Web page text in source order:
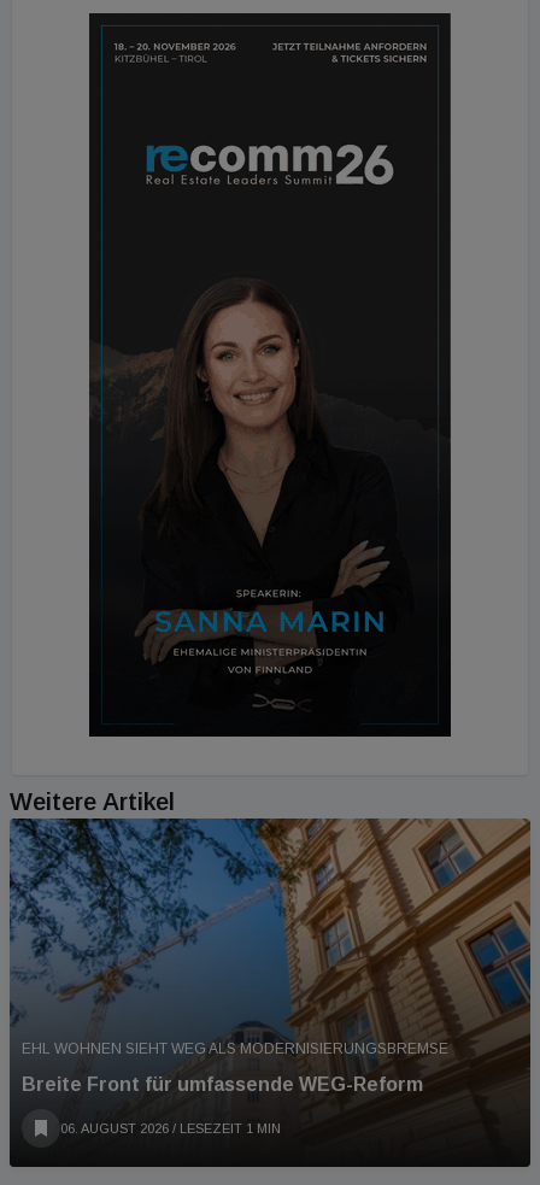
Weitere Artikel
EHL WOHNEN SIEHT WEG ALS MODERNISIERUNGSBREMSE
Breite Front für umfassende WEG-Reform
06. AUGUST 2026 / LESEZEIT 1 MIN